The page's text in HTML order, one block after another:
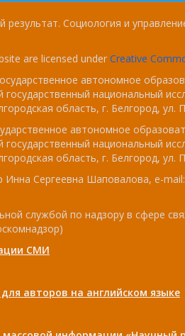
результат. Социология и
are licensed under Creative
автономное
государственный национальный
область, г. Белгород, ул.
автономное
государственный национальный
область, г. Белгород, ул.
Инна Сергеевна Шаповалова, e-mail:
службой по надзору в сфере
СМИ
авторов на английском языке